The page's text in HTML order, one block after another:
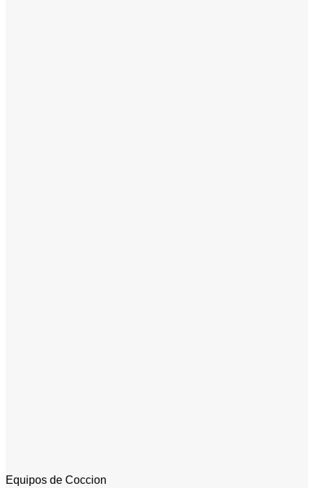
Equipos de Coccion